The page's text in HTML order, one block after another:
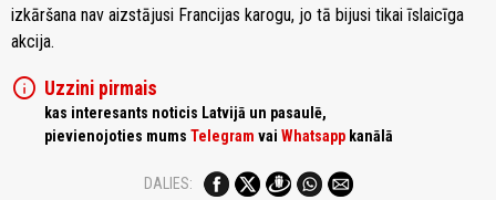
izkāršana nav aizstājusi Francijas karogu, jo tā bijusi tikai īslaicīga
akcija.
info Uzzini pirmais
kas interesants noticis Latvijā un pasaulē,
pievienojoties mums Telegram vai Whatsapp kanālā
DALIES: